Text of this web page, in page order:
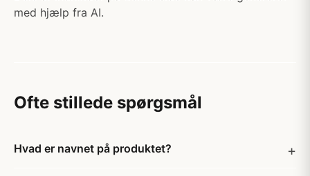
med hjælp fra AI.
Ofte stillede spørgsmål
Hvad er navnet på produktet?